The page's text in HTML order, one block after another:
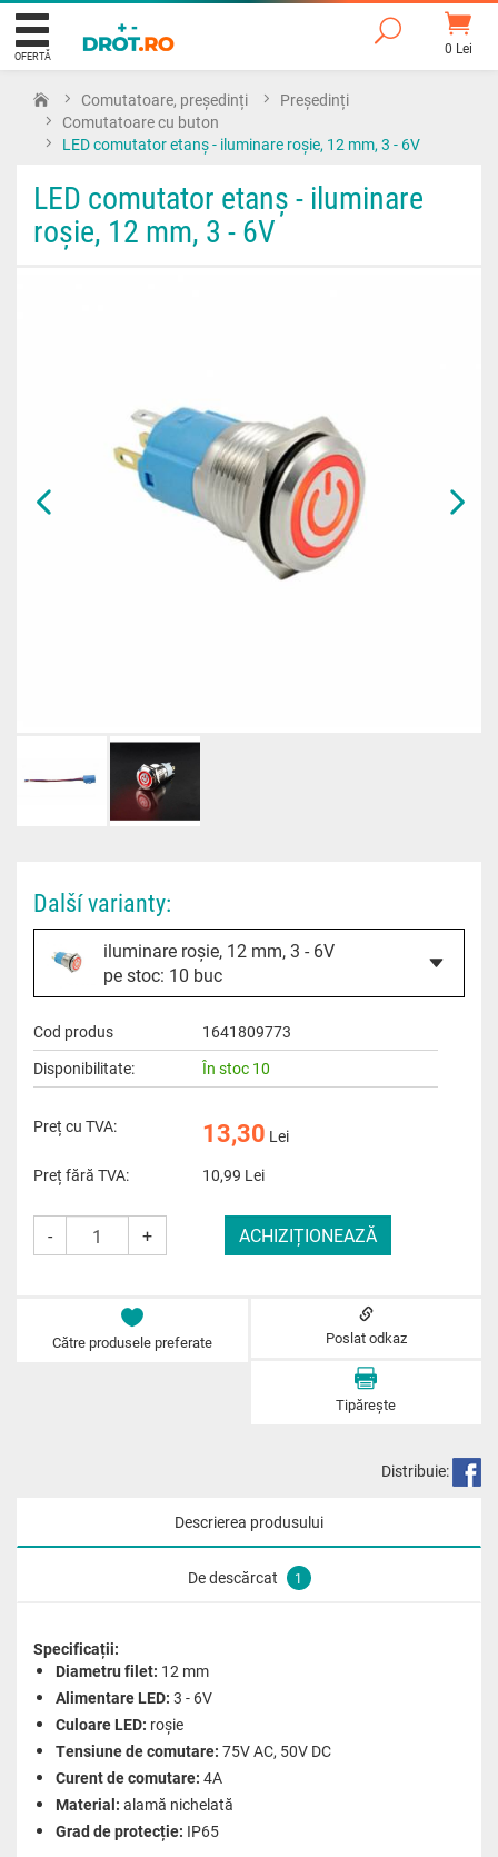
0 Lei
OFERTĂ
Comutatoare, președinți
Președinți
Comutatoare cu buton
LED comutator etanș - iluminare roșie, 12 mm, 3 - 6V
LED comutator etanș - iluminare
roșie, 12 mm, 3 - 6V
Další varianty:
iluminare roșie, 12 mm, 3 - 6V
pe stoc: 10 buc
Cod produs
1641809773
Disponibilitate:
În stoc 10
Preț cu TVA: 13,30 Lei
Preț fără TVA:
10,99 Lei
- +
Către produsele preferate Poslat odkaz
Tipărește
Distribuie:
Descrierea produsului
De descărcat 1
Specificații:
Diametru filet: 12 mm
Alimentare LED: 3 - 6V
Culoare LED: roșie
Tensiune de comutare: 75V AC, 50V DC
Curent de comutare: 4A
Material: alamă nichelată
Grad de protecție: IP65